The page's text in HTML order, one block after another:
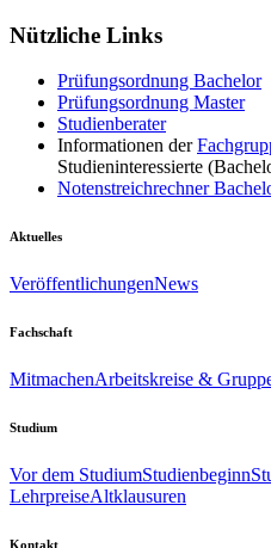
Nützliche Links
Prüfungsordnung Bachelor
Prüfungsordnung Master
Studienberater
Informationen der
Studieninteressierte
Notenstreichrechner
Aktuelles
VeröffentlichungenNews
Fachschaft
MitmachenArbeitskreise &
Studium
Vor dem StudiumStudienbeginn
LehrpreiseAltklausuren
Kontakt